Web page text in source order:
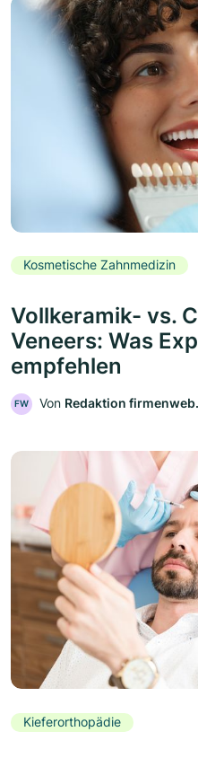
Kosmetische Zahnmedizin
Vollkeramik- vs.
Veneers: Was
empfehlen
FW Von Redaktion
Kieferorthopädie